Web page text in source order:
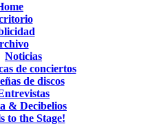
Noticias
de conciertos
de discos
& Decibelios
to the Stage!